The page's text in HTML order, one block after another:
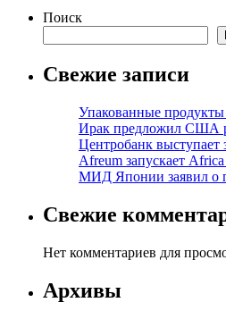
Поиск
Свежие записи
Упакованные продукты
Ирак предложил США
Центробанк выступает
Afreum запускает
МИД Японии заявил о
Свежие
Нет комментариев для
Архивы